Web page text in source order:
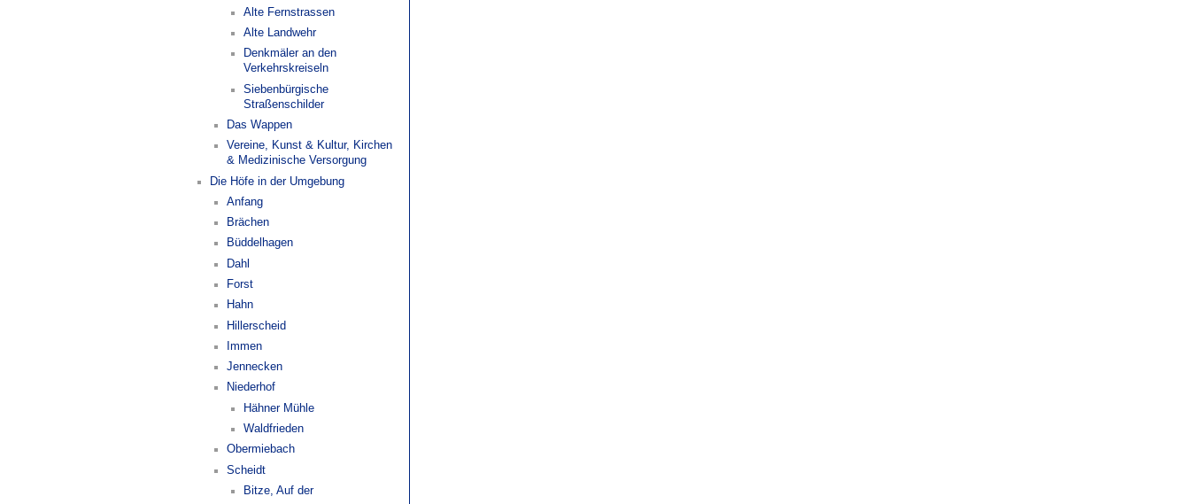
Alte Fernstrassen
Alte Landwehr
Denkmäler an den
Verkehrskreiseln
Siebenbürgische
Straßenschilder
Das Wappen
Vereine, Kunst & Kultur, Kirchen
& Medizinische Versorgung
Die Höfe in der Umgebung
Anfang
Brächen
Büddelhagen
Dahl
Forst
Hahn
Hillerscheid
Immen
Jennecken
Niederhof
Hähner Mühle
Waldfrieden
Obermiebach
Scheidt
Bitze, Auf der